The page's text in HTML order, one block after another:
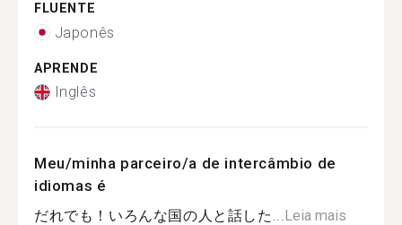
FLUENTE
Japonês
APRENDE
Inglês
Meu/minha parceiro/a de intercâmbio de
idiomas é
だれでも！いろんな国の人と話した...Leia mais